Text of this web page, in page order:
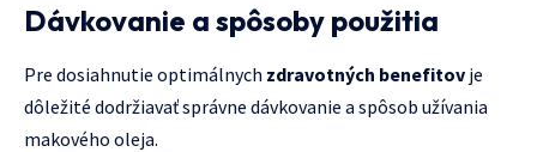
Dávkovanie a spôsoby použitia
Pre dosiahnutie optimálnych zdravotných benefitov je
dôležité dodržiavať správne dávkovanie a spôsob užívania
makového oleja.